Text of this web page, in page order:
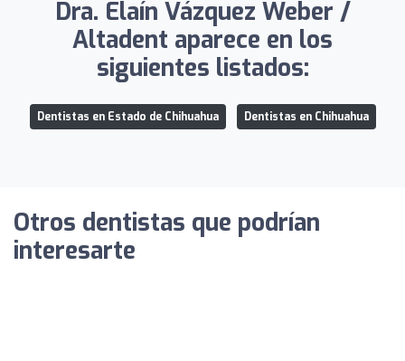
Dra. Elaín Vázquez Weber /
Altadent aparece en los
siguientes listados:
Dentistas en Estado de Chihuahua Dentistas en Chihuahua
Otros dentistas que podrían
interesarte